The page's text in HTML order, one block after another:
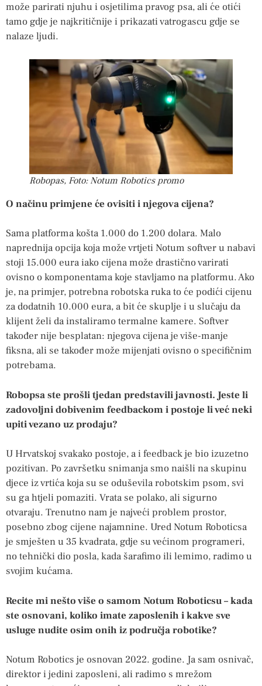
može parirati njuhu i osjetilima pravog psa, ali će otići
tamo gdje je najkritičnije i prikazati vatrogascu gdje se
nalaze ljudi.
Robopas, Foto: Notum Robotics promo
O načinu primjene će ovisiti i njegova cijena?
Sama platforma košta 1.000 do 1.200 dolara. Malo
naprednija opcija koja može vrtjeti Notum softver u nabavi
stoji 15.000 eura iako cijena može drastično varirati
ovisno o komponentama koje stavljamo na platformu. Ako
je, na primjer, potrebna robotska ruka to će podići cijenu
za dodatnih 10.000 eura, a bit će skuplje i u slučaju da
klijent želi da instaliramo termalne kamere. Softver
također nije besplatan: njegova cijena je više-manje
fiksna, ali se također može mijenjati ovisno o specifičnim
potrebama.
Robopsa ste prošli tjedan predstavili javnosti. Jeste li
zadovoljni dobivenim feedbackom i postoje li već neki
upiti vezano uz prodaju?
U Hrvatskoj svakako postoje, a i feedback je bio izuzetno
pozitivan. Po završetku snimanja smo naišli na skupinu
djece iz vrtića koja su se oduševila robotskim psom, svi
su ga htjeli pomaziti. Vrata se polako, ali sigurno
otvaraju. Trenutno nam je najveći problem prostor,
posebno zbog cijene najamnine. Ured Notum Roboticsa
je smješten u 35 kvadrata, gdje su većinom programeri,
no tehnički dio posla, kada šarafimo ili lemimo, radimo u
svojim kućama.
Recite mi nešto više o samom Notum Roboticsu – kada
ste osnovani, koliko imate zaposlenih i kakve sve
usluge nudite osim onih iz područja robotike?
Notum Robotics je osnovan 2022. godine. Ja sam osnivač,
direktor i jedini zaposleni, ali radimo s mrežom